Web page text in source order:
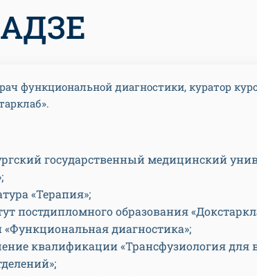
функциональной диагностики, куратор
государственный медицинский
«Терапия»;
постдипломного образования
«Функциональная диагностика»;
квалификации «Трансфузиология для